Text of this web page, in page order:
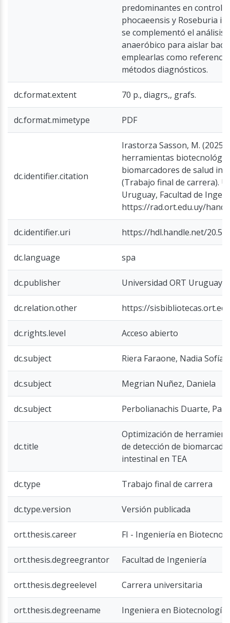
predominantes en
phocaeensis y Roseburia
se complementó el análisis
anaeróbico para aislar
emplearlas como
métodos diagnósticos.
dc.format.extent 70 p., diagrs,, grafs.
dc.format.mimetype PDF
dc.identifier.citation
Irastorza Sasson, M.
herramientas
biomarcadores de salud
(Trabajo final de carrera).
Uruguay, Facultad de
https://rad.ort.edu.uy/
dc.identifier.uri https://hdl.handle.net/
dc.language spa
dc.publisher Universidad ORT Uruguay
dc.relation.other https://
dc.rights.level Acceso abierto
dc.subject Riera Faraone, Nadia Sofía
dc.subject Megrian Nuñez, Daniela
dc.subject Perbolianachis Duarte,
dc.title
Optimización de
de detección de
intestinal en TEA
dc.type Trabajo final de carrera
dc.type.version Versión publicada
ort.thesis.career FI - Ingeniería en
ort.thesis.degreegrantor Facultad de Ingeniería
ort.thesis.degreelevel Carrera universitaria
ort.thesis.degreename Ingeniera en Biotecnología